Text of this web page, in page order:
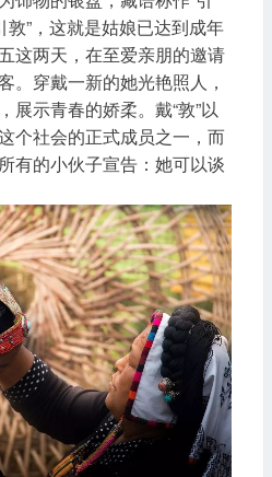
敦”，这就是姑娘已达到成年
这两天，在至爱亲朋的邀请
。穿戴一新的她光艳照人，
展示青春的娇柔。戴“敦”以
个社会的正式成员之一，而
有的小伙子宣告：她可以谈